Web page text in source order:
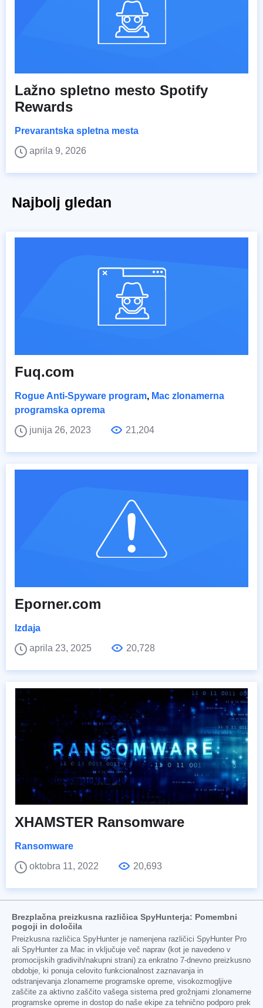
Lažno spletno mesto Spotify
Rewards
Prevarantska spletna mesta
aprila 9, 2026
Najbolj gledan
Fuq.com
Rogue Anti-Spyware program, Mac zlonamerna
programska oprema
junija 26, 2023
21,204
Eporner.com
Izdaja
aprila 23, 2025
20,728
XHAMSTER Ransomware
Ransomware
oktobra 11, 2022
20,693
Brezplačna preizkusna različica SpyHunterja: Pomembni
pogoji in določila
Preizkusna različica SpyHunter je namenjena različici SpyHunter Pro
ali SpyHunter za Mac in vključuje več naprav (kot je navedeno v
promocijskih gradivih/nakupni strani) za enkratno 7-dnevno preizkusno
obdobje, ki ponuja celovito funkcionalnost zaznavanja in
odstranjevanja zlonamerne programske opreme, visokozmogljive
zaščite za aktivno zaščito vašega sistema pred grožnjami zlonamerne
programske opreme in dostop do naše ekipe za tehnično podporo prek